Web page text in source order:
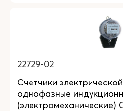
22729-02
Счетчики
однофазные